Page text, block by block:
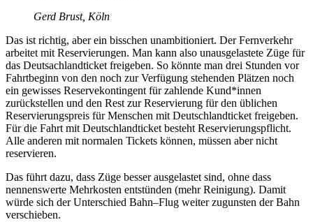
Gerd Brust, Köln
Das ist richtig, aber ein bisschen unambitioniert. Der Fernverkehr
arbeitet mit Reservierungen. Man kann also unausgelastete Züge für
das Deutsachlandticket freigeben. So könnte man drei Stunden vor
Fahrtbeginn von den noch zur Verfügung stehenden Plätzen noch
ein gewisses Reservekontingent für zahlende Kund*innen
zurückstellen und den Rest zur Reservierung für den üblichen
Reservierungspreis für Menschen mit Deutschlandticket freigeben.
Für die Fahrt mit Deutschlandticket besteht Reservierungspflicht.
Alle anderen mit normalen Tickets können, müssen aber nicht
reservieren.
Das führt dazu, dass Züge besser ausgelastet sind, ohne dass
nennenswerte Mehrkosten entstünden (mehr Reinigung). Damit
würde sich der Unterschied Bahn–Flug weiter zugunsten der Bahn
verschieben.